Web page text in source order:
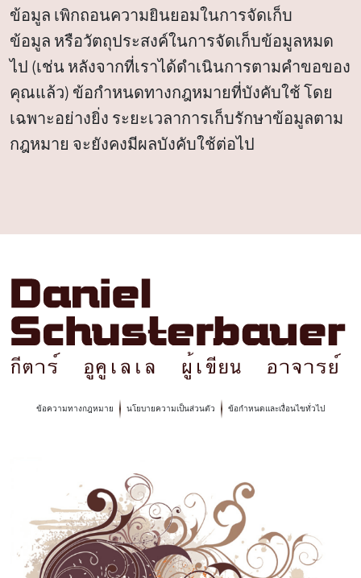
ข้อมูล เพิกถอนความยินยอมในการจัดเก็บ
ข้อมูล หรือวัตถุประสงค์ในการจัดเก็บข้อมูลหมด
ไป (เช่น หลังจากที่เราได้ดำเนินการตามคำขอของ
คุณแล้ว) ข้อกำหนดทางกฎหมายที่บังคับใช้ โดย
เฉพาะอย่างยิ่ง ระยะเวลาการเก็บรักษาข้อมูลตาม
กฎหมาย จะยังคงมีผลบังคับใช้ต่อไป
ข้อความทางกฎหมาย นโยบายความเป็นส่วนตัว ข้อกำหนดและเงื่อนไขทั่วไป
Privacy Policy
Decline Accept